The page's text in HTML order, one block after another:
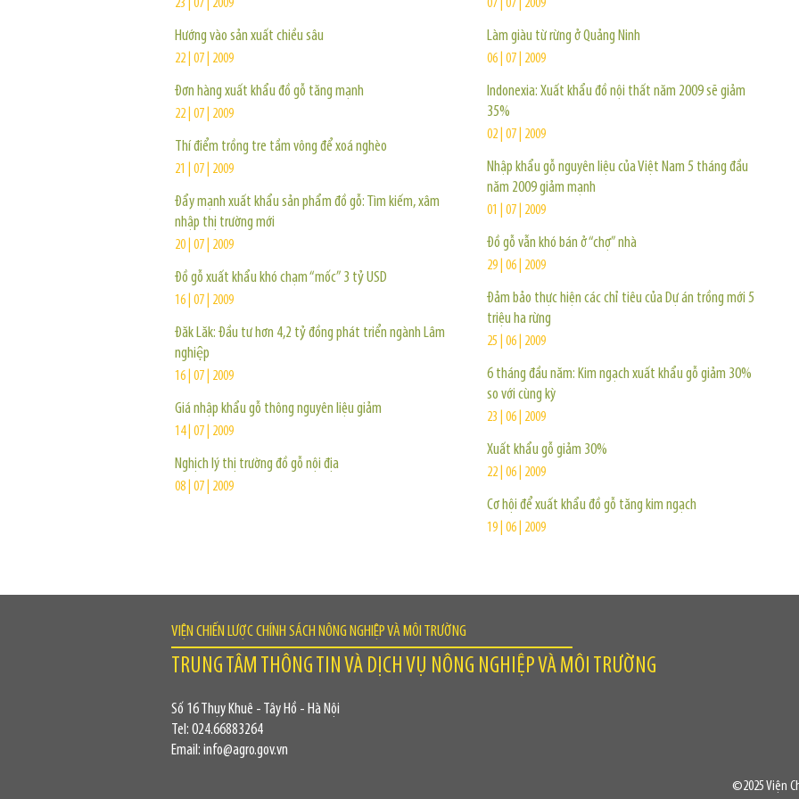
23 | 07 | 2009
Hướng vào sản xuất chiều sâu
22 | 07 | 2009
Đơn hàng xuất khẩu đồ gỗ tăng mạnh
22 | 07 | 2009
Thí điểm trồng tre tầm vông để xoá nghèo
21 | 07 | 2009
Đẩy mạnh xuất khẩu sản phẩm đồ gỗ: Tìm kiếm, xâm
nhập thị trường mới
20 | 07 | 2009
Đồ gỗ xuất khẩu khó chạm “mốc” 3 tỷ USD
16 | 07 | 2009
Đăk Lăk: Đầu tư hơn 4,2 tỷ đồng phát triển ngành Lâm
nghiệp
16 | 07 | 2009
Giá nhập khẩu gỗ thông nguyên liệu giảm
14 | 07 | 2009
Nghịch lý thị trường đồ gỗ nội địa
08 | 07 | 2009
07 | 07 | 2009
Làm giàu từ rừng ở Quảng Ninh
06 | 07 | 2009
Indonexia: Xuất khẩu đồ nội thất năm 2009 sẽ giảm
35%
02 | 07 | 2009
Nhập khẩu gỗ nguyên liệu của Việt Nam 5 tháng đầu
năm 2009 giảm mạnh
01 | 07 | 2009
Đồ gỗ vẫn khó bán ở “chợ” nhà
29 | 06 | 2009
Đảm bảo thực hiện các chỉ tiêu của Dự án trồng mới 5
triệu ha rừng
25 | 06 | 2009
6 tháng đầu năm: Kim ngạch xuất khẩu gỗ giảm 30%
so với cùng kỳ
23 | 06 | 2009
Xuất khẩu gỗ giảm 30%
22 | 06 | 2009
Cơ hội để xuất khẩu đồ gỗ tăng kim ngạch
19 | 06 | 2009
VIỆN CHIẾN LƯỢC CHÍNH SÁCH NÔNG NGHIỆP VÀ MÔI TRƯỜNG
TRUNG TÂM THÔNG TIN VÀ DỊCH VỤ NÔNG NGHIỆP VÀ MÔI TRƯỜNG
Số 16 Thụy Khuê - Tây Hồ - Hà Nội
Tel: 024.66883264
Email: info@agro.gov.vn
©2025 Viện